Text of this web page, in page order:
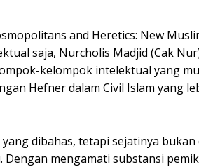
and Heretics: New
saja, Nurcholis Madjid (Cak
kelompok intelektual yang
Hefner dalam Civil Islam yang
dibahas, tetapi sejatinya bukan
mengamati substansi